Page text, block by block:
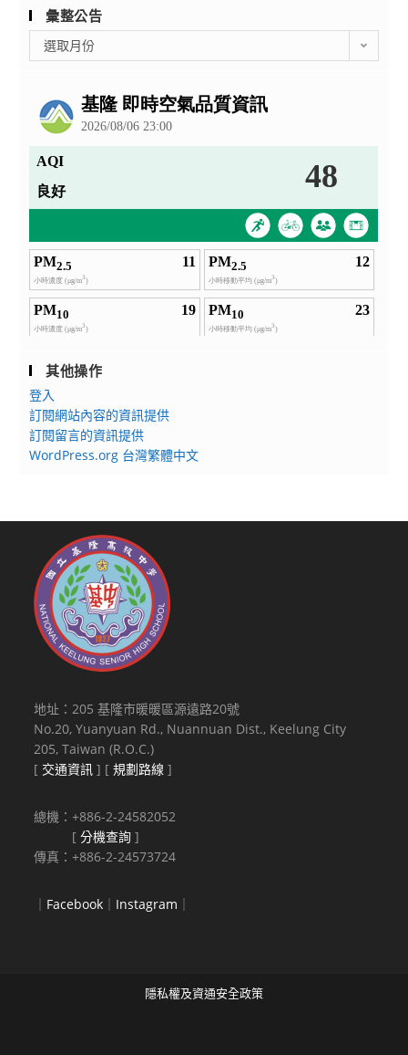
彙整公告
整
選取月份
其他操作
登入
訂閱網站內容的資訊提供
訂閱留言的資訊提供
WordPress.org 台灣繁體中文
地址：205 基隆市暖暖區源遠路20號
No.20, Yuanyuan Rd., Nuannuan Dist., Keelung City
205, Taiwan (R.O.C.)
[ 交通資訊 ] [規劃路線 ]
總機：+886-2-24582052
[分機查詢 ]
傳真：+886-2-24573724
｜ Facebook ｜ Instagram ｜
隱私權及資通安全政策